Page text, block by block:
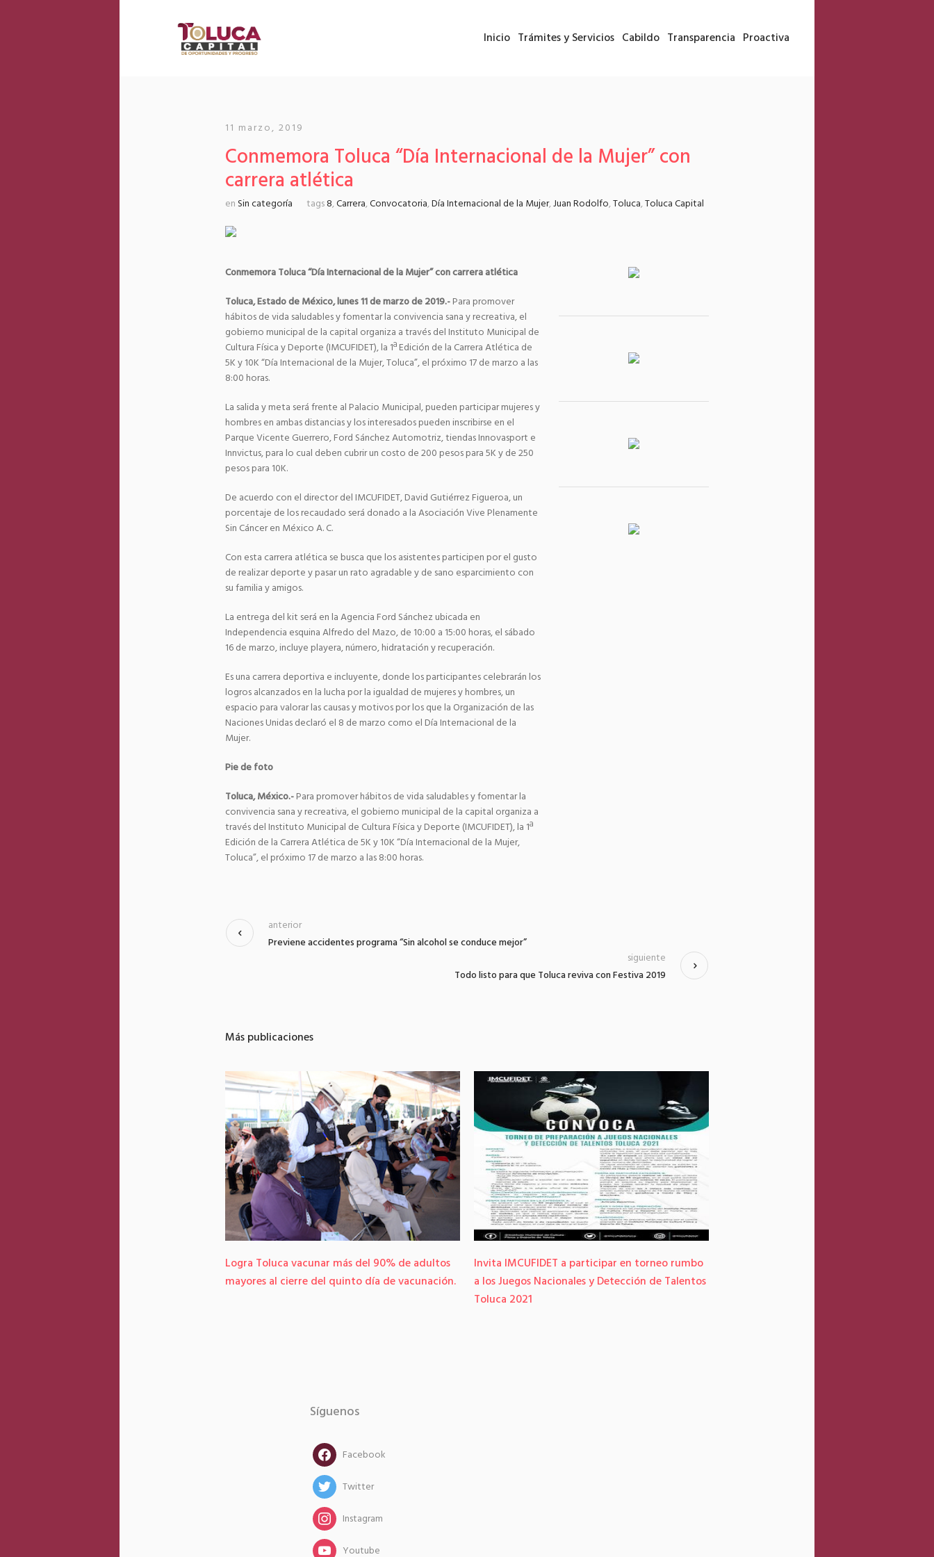
Inicio Trámites y Servicios Cabildo Transparencia Proactiva
11 marzo, 2019
Conmemora Toluca “Día Internacional de la Mujer” con
carrera atlética
en Sin categoría tags8,Carrera,Convocatoria,Día Internacional de la Mujer,Juan Rodolfo,Toluca,Toluca Capital
Conmemora Toluca “Día Internacional de la Mujer” con carrera atlética
Toluca, Estado de México, lunes 11 de marzo de 2019.-Para promover
hábitos de vida saludables y fomentar la convivencia sana y recreativa, el
gobierno municipal de la capital organiza a través del Instituto Municipal de
Cultura Física y Deporte (IMCUFIDET), la 1ª Edición de la Carrera Atlética de
5K y 10K “Día Internacional de la Mujer, Toluca”, el próximo 17 de marzo a las
8:00 horas.
La salida y meta será frente al Palacio Municipal, pueden participar mujeres y
hombres en ambas distancias y los interesados pueden inscribirse en el
Parque Vicente Guerrero, Ford Sánchez Automotriz, tiendas Innovasport e
Innvictus, para lo cual deben cubrir un costo de 200 pesos para 5K y de 250
pesos para 10K.
De acuerdo con el director del IMCUFIDET, David Gutiérrez Figueroa, un
porcentaje de los recaudado será donado a la Asociación Vive Plenamente
Sin Cáncer en México A. C.
Con esta carrera atlética se busca que los asistentes participen por el gusto
de realizar deporte y pasar un rato agradable y de sano esparcimiento con
su familia y amigos.
La entrega del kit será en la Agencia Ford Sánchez ubicada en
Independencia esquina Alfredo del Mazo, de 10:00 a 15:00 horas, el sábado
16 de marzo, incluye playera, número, hidratación y recuperación.
Es una carrera deportiva e incluyente, donde los participantes celebrarán los
logros alcanzados en la lucha por la igualdad de mujeres y hombres, un
espacio para valorar las causas y motivos por los que la Organización de las
Naciones Unidas declaró el 8 de marzo como el Día Internacional de la
Mujer.
Pie de foto
Toluca, México.-Para promover hábitos de vida saludables y fomentar la
convivencia sana y recreativa, el gobierno municipal de la capital organiza a
través del Instituto Municipal de Cultura Física y Deporte (IMCUFIDET), la 1ª
Edición de la Carrera Atlética de 5K y 10K “Día Internacional de la Mujer,
Toluca”, el próximo 17 de marzo a las 8:00 horas.
Previene accidentes programa “Sin alcohol se conduce mejor”
anterior
Todo listo para que Toluca reviva con Festiva 2019
siguiente
Más publicaciones
Logra Toluca vacunar más del 90% de adultos
mayores al cierre del quinto día de vacunación.
Invita IMCUFIDET a participar en torneo rumbo
a los Juegos Nacionales y Detección de Talentos
Toluca 2021
Síguenos
facebookFacebook
twitterTwitter
instagramInstagram
instagramYoutube